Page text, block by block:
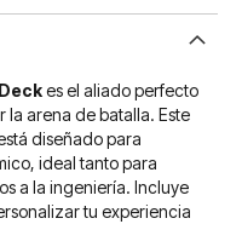
es el aliado perfecto
la arena de batalla. Este
diseñado para
ideal tanto para
a la ingeniería. Incluye
tu experiencia